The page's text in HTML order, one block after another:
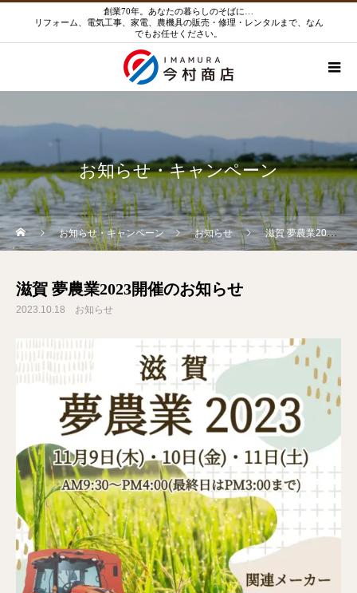
創業70年。あなたの暮らしのそばに…
リフォーム、電気工事、家電、農機具の販売・修理・レンタルまで、なん
でもお任せください。
お知らせ・キャンペーン
お知らせ・キャンペーン お知らせ 滋賀 夢農業2023開催のお知らせ
滋賀 夢農業2023開催のお知らせ
2023.10.18 お知らせ